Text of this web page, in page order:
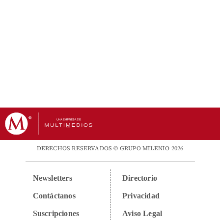
DERECHOS RESERVADOS © GRUPO MILENIO 2026
Newsletters
Contáctanos
Suscripciones
Directorio
Privacidad
Aviso Legal